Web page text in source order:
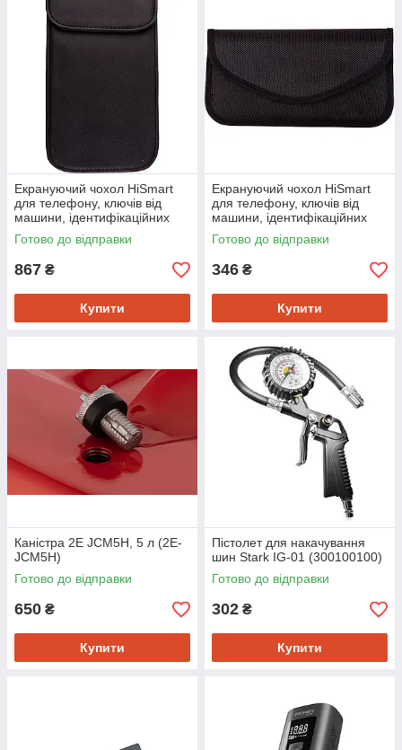
Екрануючий чохол HiSmart
для телефону, ключів від
машини, ідентифікаційних
карток (Чохол Фарадея)
(HB390403)
Готово до відправки
867 ₴
Купити
Екрануючий чохол HiSmart
для телефону, ключів від
машини, ідентифікаційних
карток (Чохол Фарадея)
(HB390434)
Готово до відправки
346 ₴
Купити
Каністра 2E JCM5H, 5 л (2E-
JCM5H)
Готово до відправки
650 ₴
Купити
Пістолет для накачування
шин Stark IG-01 (300100100)
Готово до відправки
302 ₴
Купити